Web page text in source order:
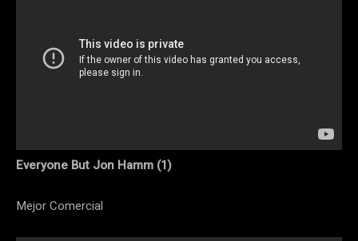
Everyone But Jon Hamm (1)
Mejor Comercial